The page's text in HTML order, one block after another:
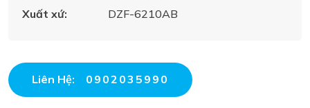
Xuất xứ:
DZF-6210AB
Liên Hệ: 0902035990